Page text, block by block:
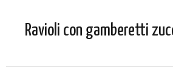
Ravioli con gamberetti